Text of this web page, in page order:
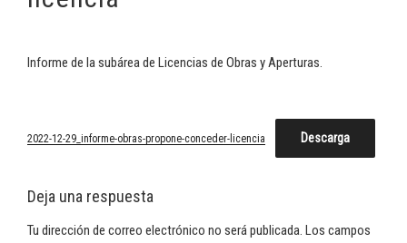
Informe de la subárea de Licencias de Obras y Aperturas.
2022-12-29_informe-obras-propone-conceder-licencia Descarga
Deja una respuesta
Tu dirección de correo electrónico no será publicada. Los campos